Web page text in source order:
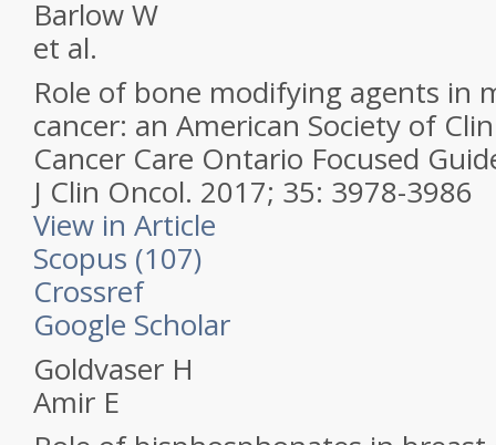
Barlow W
et al.
Role of bone modifying agents in
cancer: an American Society of
Cancer Care Ontario Focused
J Clin Oncol. 2017; 35: 3978-3986
View in Article
Scopus (107)
Crossref
Google Scholar
Goldvaser H
Amir E